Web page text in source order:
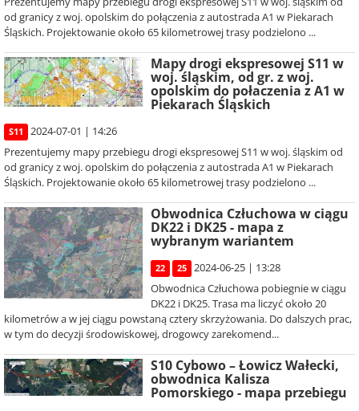
od granicy z woj. opolskim do połączenia z autostrada A1 w Piekarach
Śląskich. Projektowanie około 65 kilometrowej trasy podzielono ...
Mapy drogi ekspresowej S11 w
woj. śląskim, od gr. z woj.
opolskim do połaczenia z A1 w
Piekarach Śląskich
S11
2024-07-01 | 14:26
Prezentujemy mapy przebiegu drogi ekspresowej S11 w woj. śląskim od
od granicy z woj. opolskim do połączenia z autostrada A1 w Piekarach
Śląskich. Projektowanie około 65 kilometrowej trasy podzielono ...
Obwodnica Człuchowa w ciągu
DK22 i DK25 - mapa z
wybranym wariantem
22 25
2024-06-25 | 13:28
Obwodnica Człuchowa pobiegnie w ciągu
DK22 i DK25. Trasa ma liczyć około 20
kilometrów a w jej ciągu powstaną cztery skrzyżowania. Do dalszych prac,
w tym do decyzji środowiskowej, drogowcy zarekomend...
S10 Cybowo – Łowicz Wałecki,
obwodnica Kalisza
Pomorskiego - mapa przebiegu